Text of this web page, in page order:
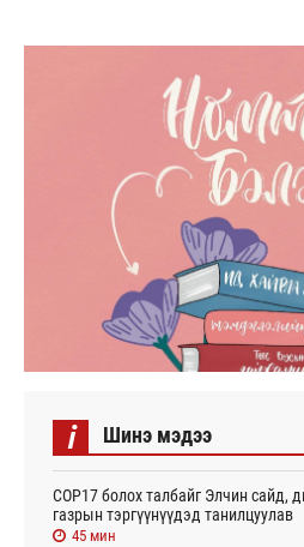
i Шинэ мэдээ
СОР17 болох талбайг Элчин сайд,
газрын тэргүүнүүдэд танилцуулав
45 мин